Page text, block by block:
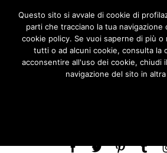
Questo sito si avvale di cookie di
parti che tracciano la tua navigazione
cookie policy. Se vuoi saperne di più o
tutti o ad alcuni cookie, consulta la
acconsentire all'uso dei cookie, chiudi
navigazione del sito in altra